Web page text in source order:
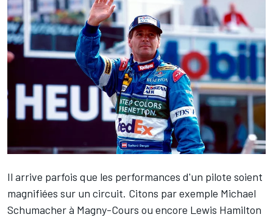
Il arrive parfois que les performances d'un pilote soient
magnifiées sur un circuit. Citons par exemple Michael
Schumacherà Magny-Cours ou encore Lewis Hamilton